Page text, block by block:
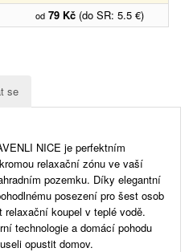
od 79 Kč (do SR: 5.5 €)
se
NICE je perfektním
relaxační zónu ve vaší
pozemku. Díky elegantní
posezení pro šest osob
koupel v teplé vodě.
technologie a domácí pohodu
opustit domov.